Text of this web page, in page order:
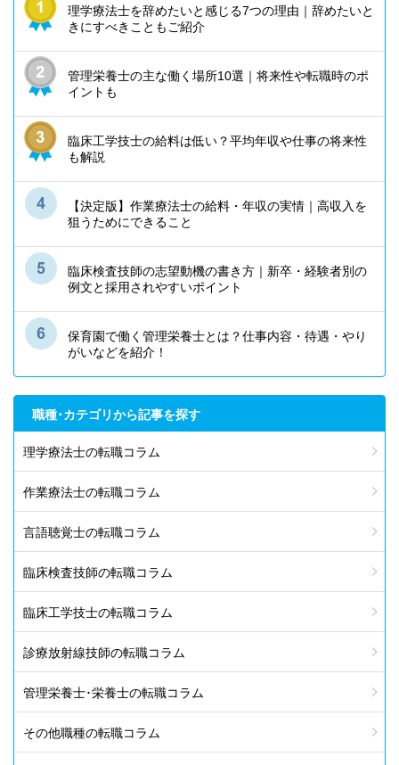
理学療法士を辞めたいと感じる7つの理由｜辞めたいと
きにすべきこともご紹介
管理栄養士の主な働く場所10選｜将来性や転職時のポ
イントも
臨床工学技士の給料は低い？平均年収や仕事の将来性
も解説
【決定版】作業療法士の給料・年収の実情｜高収入を
狙うためにできること
臨床検査技師の志望動機の書き方｜新卒・経験者別の
例文と採用されやすいポイント
保育園で働く管理栄養士とは？仕事内容・待遇・やり
がいなどを紹介！
職種･カテゴリから記事を探す
理学療法士の転職コラム
作業療法士の転職コラム
言語聴覚士の転職コラム
臨床検査技師の転職コラム
臨床工学技士の転職コラム
診療放射線技師の転職コラム
管理栄養士･栄養士の転職コラム
その他職種の転職コラム